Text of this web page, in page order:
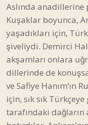
Aslında
Kuşaklar boyunca,
yaşadıkları için,
şiveliydi. Demirci
akşamları onlara
dillerinde de
ve Safiye Hanım’ın
için, sık sık
tarafındaki dağların